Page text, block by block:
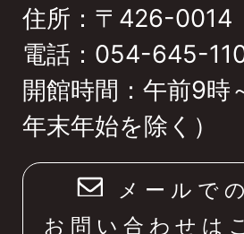
住所：〒426-
電話：054-645-
開館時間：午前9
年末年始を除く）
メールでの
お問い合わせは